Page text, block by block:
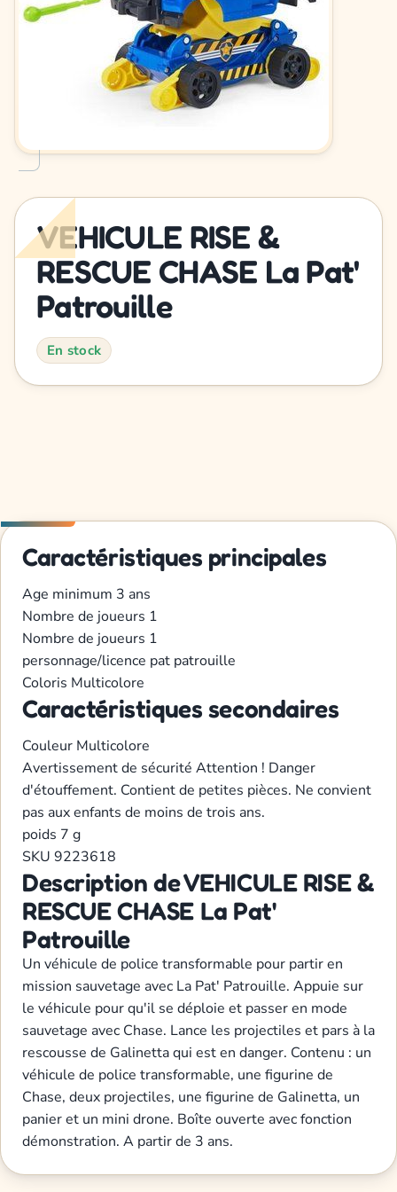
VEHICULE RISE &
RESCUE CHASE La Pat'
Patrouille
En stock
Caractéristiques principales
Age minimum 3 ans
Nombre de joueurs 1
Nombre de joueurs 1
personnage/licence pat patrouille
Coloris Multicolore
Caractéristiques secondaires
Couleur Multicolore
Avertissement de sécurité Attention ! Danger
d'étouffement. Contient de petites pièces. Ne convient
pas aux enfants de moins de trois ans.
poids 7 g
SKU 9223618
Description de VEHICULE RISE &
RESCUE CHASE La Pat'
Patrouille
Un véhicule de police transformable pour partir en
mission sauvetage avec La Pat' Patrouille. Appuie sur
le véhicule pour qu'il se déploie et passer en mode
sauvetage avec Chase. Lance les projectiles et pars à la
rescousse de Galinetta qui est en danger. Contenu : un
véhicule de police transformable, une figurine de
Chase, deux projectiles, une figurine de Galinetta, un
panier et un mini drone. Boîte ouverte avec fonction
démonstration. A partir de 3 ans.